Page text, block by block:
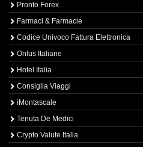
Pronto Forex
Farmaci & Farmacie
Codice Univoco Fattura Elettronica
Onlus Italiane
Hotel Italia
Consiglia Viaggi
iMontascale
Tenuta De Medici
Crypto Valute Italia